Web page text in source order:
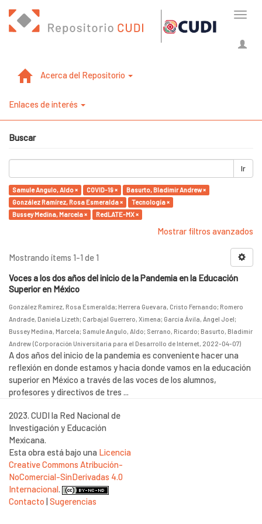
Acerca del Repositorio
Enlaces de interés
Buscar
Ir
Samule Angulo, Aldo × COVID-19 ×
Basurto, Bladimir Andrew ×
González Ramírez, Rosa Esmeralda ×
Tecnología ×
Bussey Medina, Marcela ×
RedLATE-MX ×
Mostrar filtros avanzados
Mostrando ítems 1-1 de 1
Voces a los dos años del inicio de la Pandemia en la Educación
Superior en México
González Ramírez, Rosa Esmeralda; Herrera Guevara, Cristo Fernando; Romero
Andrade, Daniela Lizeth; Carbajal Guerrero, Ximena; García Ávila, Ángel Joel;
Bussey Medina, Marcela; Samule Angulo, Aldo; Serrano, Ricardo; Basurto, Bladimir
Andrew (Corporación Universitaria para el Desarrollo de Internet, 2022-04-07)
A dos años del inicio de la pandemia es conveniente hacer una
reflexión en donde estamos y hacia donde vamos en la educación
superior en México a través de las voces de los alumnos,
profesores y directivos de tres ...
2023. CUDI la Red Nacional de
Investigación y Educación
Mexicana.
Esta obra está bajo una Licencia
Creative Commons Atribución-
NoComercial-SinDerivadas 4.0
Internacional.
Contacto |Sugerencias